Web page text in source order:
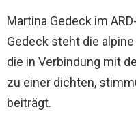
Martina Gedeck im
Gedeck steht die
die in Verbindung mit
zu einer dichten,
beiträgt.